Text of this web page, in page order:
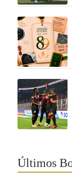
Últimos